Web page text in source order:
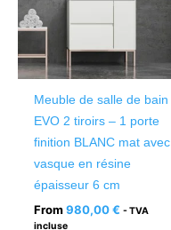
Meuble de salle de bain
EVO 2 tiroirs – 1 porte
finition BLANC mat avec
vasque en résine
épaisseur 6 cm
From 980,00€ - TVA
incluse